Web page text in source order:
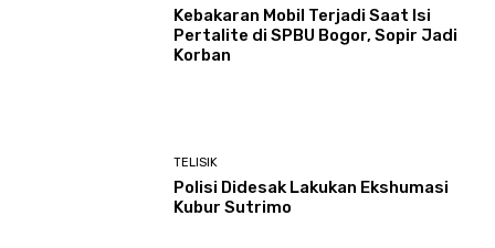
Kebakaran Mobil Terjadi Saat Isi
Pertalite di SPBU Bogor, Sopir Jadi
Korban
TELISIK
Polisi Didesak Lakukan Ekshumasi
Kubur Sutrimo